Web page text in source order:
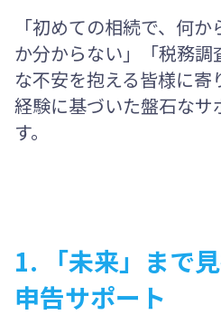
「初めての相続で、何
か分からない」「税務
な不安を抱える皆様に
経験に基づいた盤石なサ
す。
1. 「未来」まで
申告サポート